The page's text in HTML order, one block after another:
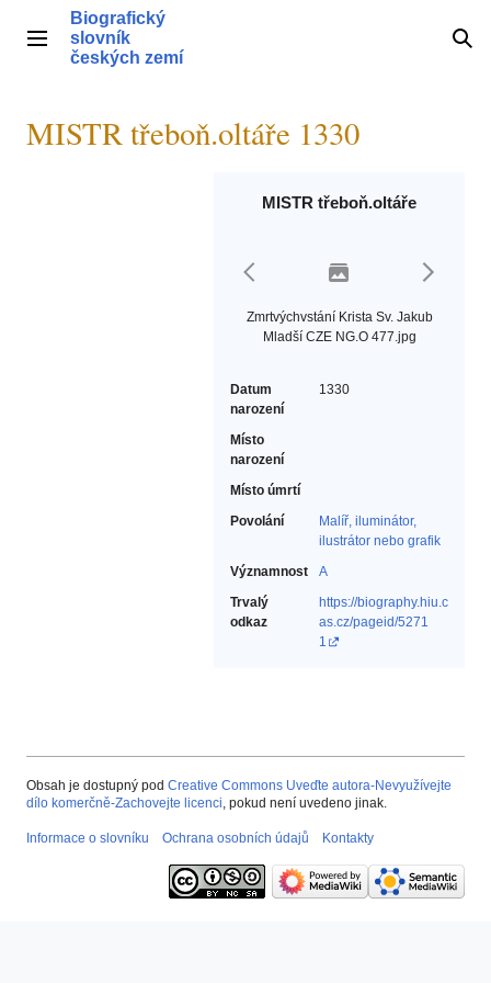
obsahHlavní menu
Biografický
slovník
českých zemí
MISTR třeboň.oltáře 1330
MISTR třeboň.oltáře
Zmrtvýchvstání Krista Sv. Jakub
Mladší CZE NG.O 477.jpg
Datum
narození
1330
Místo
narození
Místo úmrtí
Povolání
Malíř, iluminátor,
ilustrátor nebo grafik‎
Významnost
A
Trvalý
odkaz
https://biography.hiu.c
as.cz/pageid/5271
1
Obsah je dostupný pod Creative Commons Uveďte autora-Nevyužívejte
dílo komerčně-Zachovejte licenci, pokud není uvedeno jinak.
Informace o slovníku Ochrana osobních údajů Kontakty